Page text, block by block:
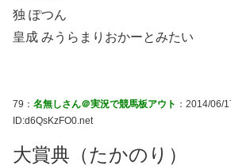
独 ぽつん
皇成 みうらまりおかーとみたい
79： 名無しさん＠実況で競馬板アウト ：2014/06/
ID:d6QsKzFO0.net
大賞典（たかのり）